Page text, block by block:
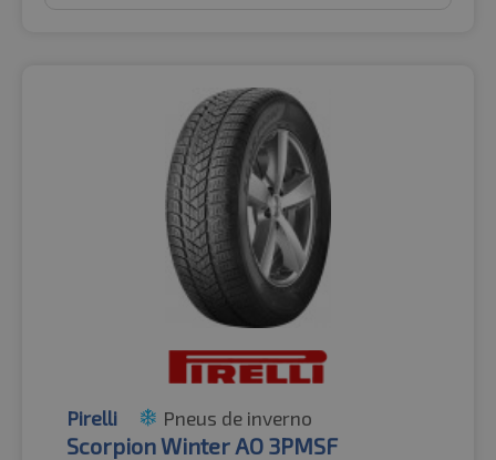
Pirelli Pneus de inverno
Scorpion Winter AO 3PMSF